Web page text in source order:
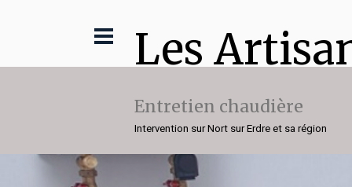
Les
Entretien chaudière
Intervention sur Nort sur Erdre et sa région